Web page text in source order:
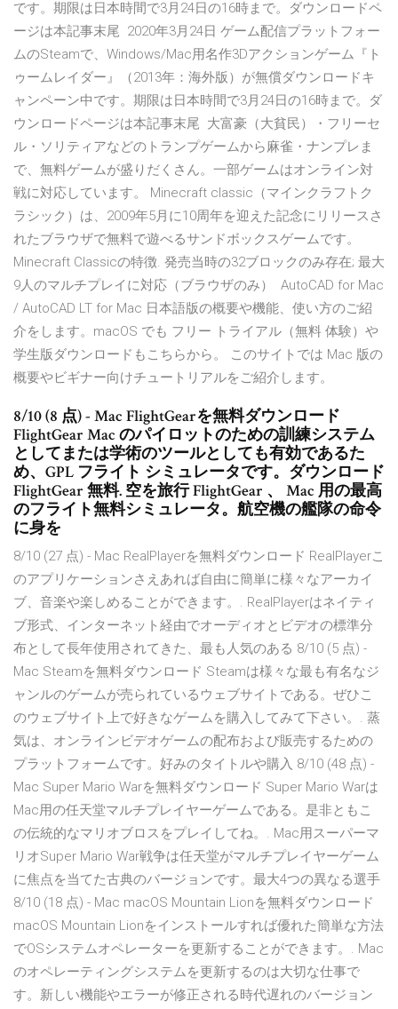
です。期限は日本時間で3月24日の16時まで。ダウンロードペ
ージは本記事末尾 2020年3月24日 ゲーム配信プラットフォー
ムのSteamで、Windows/Mac用名作3Dアクションゲーム『ト
ゥームレイダー』（2013年：海外版）が無償ダウンロードキ
ャンペーン中です。期限は日本時間で3月24日の16時まで。ダ
ウンロードページは本記事末尾 大富豪（大貧民）・フリーセ
ル・ソリティアなどのトランプゲームから麻雀・ナンプレま
で、無料ゲームが盛りだくさん。一部ゲームはオンライン対
戦に対応しています。 Minecraft classic（マインクラフトク
ラシック）は、2009年5月に10周年を迎えた記念にリリースさ
れたブラウザで無料で遊べるサンドボックスゲームです。
Minecraft Classicの特徴. 発売当時の32ブロックのみ存在; 最大
9人のマルチプレイに対応（ブラウザのみ） AutoCAD for Mac
/ AutoCAD LT for Mac 日本語版の概要や機能、使い方のご紹
介をします。macOS でも フリー トライアル（無料 体験）や
学生版ダウンロードもこちらから。 このサイトでは Mac 版の
概要やビギナー向けチュートリアルをご紹介します。
8/10 (8 点) - Mac FlightGearを無料ダウンロード
FlightGear Mac のパイロットのための訓練システム
としてまたは学術のツールとしても有効であるた
め、GPL フライト シミュレータです。ダウンロード
FlightGear 無料. 空を旅行 FlightGear 、 Mac 用の最高
のフライト無料シミュレータ。航空機の艦隊の命令
に身を
8/10 (27 点) - Mac RealPlayerを無料ダウンロード RealPlayerこ
のアプリケーションさえあれば自由に簡単に様々なアーカイ
ブ、音楽や楽しめることができます。. RealPlayerはネイティ
ブ形式、インターネット経由でオーディオとビデオの標準分
布として長年使用されてきた、最も人気のある 8/10 (5 点) -
Mac Steamを無料ダウンロード Steamは様々な最も有名なジ
ャンルのゲームが売られているウェブサイトである。ぜひこ
のウェブサイト上で好きなゲームを購入してみて下さい。. 蒸
気は、オンラインビデオゲームの配布および販売するための
プラットフォームです。好みのタイトルや購入 8/10 (48 点) -
Mac Super Mario Warを無料ダウンロード Super Mario Warは
Mac用の任天堂マルチプレイヤーゲームである。是非ともこ
の伝統的なマリオブロスをプレイしてね。. Mac用スーパーマ
リオSuper Mario War戦争は任天堂がマルチプレイヤーゲーム
に焦点を当てた古典のバージョンです。最大4つの異なる選手
8/10 (18 点) - Mac macOS Mountain Lionを無料ダウンロード
macOS Mountain Lionをインストールすれば優れた簡単な方法
でOSシステムオペレーターを更新することができます。. Mac
のオペレーティングシステムを更新するのは大切な仕事で
す。新しい機能やエラーが修正される時代遅れのバージョン